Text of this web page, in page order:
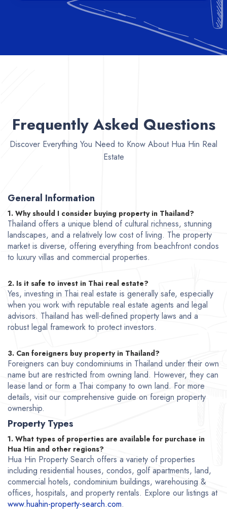
Frequently Asked Questions
Discover Everything You Need to Know About Hua Hin Real
Estate
General Information
1. Why should I consider buying property in Thailand?
Thailand offers a unique blend of cultural richness, stunning
landscapes, and a relatively low cost of living. The property
market is diverse, offering everything from beachfront condos
to luxury villas and commercial properties.
2. Is it safe to invest in Thai real estate?
Yes, investing in Thai real estate is generally safe, especially
when you work with reputable real estate agents and legal
advisors. Thailand has well-defined property laws and a
robust legal framework to protect investors.
3. Can foreigners buy property in Thailand?
Foreigners can buy condominiums in Thailand under their own
name but are restricted from owning land. However, they can
lease land or form a Thai company to own land. For more
details, visit our comprehensive guide on foreign property
ownership.
Property Types
1. What types of properties are available for purchase in
Hua Hin and other regions?
Hua Hin Property Search offers a variety of properties
including residential houses, condos, golf apartments, land,
commercial hotels, condominium buildings, warehousing &
offices, hospitals, and property rentals. Explore our listings at
www.huahin-property-search.com.